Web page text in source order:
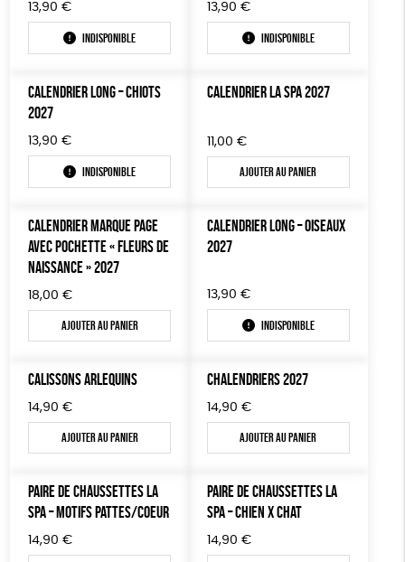
13,90 €
Indisponible
13,90 €
Indisponible
CALENDRIER LONG – CHIOTS
2027
13,90 €
Indisponible
CALENDRIER LA SPA 2027
11,00 €
Ajouter au panier
CALENDRIER MARQUE PAGE
AVEC POCHETTE « FLEURS DE
NAISSANCE » 2027
18,00 €
Ajouter au panier
CALENDRIER LONG – OISEAUX
2027
13,90 €
Indisponible
CALISSONS ARLEQUINS
14,90 €
Ajouter au panier
CHALENDRIERS 2027
14,90 €
Ajouter au panier
PAIRE DE CHAUSSETTES LA
SPA – MOTIFS PATTES/COEUR
14,90 €
PAIRE DE CHAUSSETTES LA
SPA – CHIEN X CHAT
14,90 €